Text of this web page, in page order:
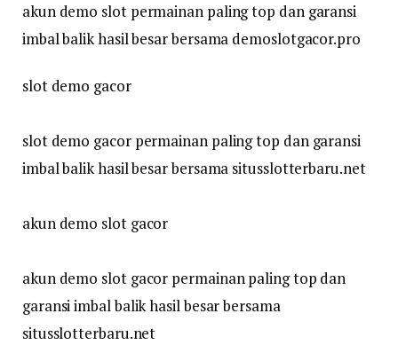
akun demo slot permainan paling top dan garansi
imbal balik hasil besar bersama demoslotgacor.pro
slot demo gacor
slot demo gacor permainan paling top dan garansi
imbal balik hasil besar bersama situsslotterbaru.net
akun demo slot gacor
akun demo slot gacor permainan paling top dan
garansi imbal balik hasil besar bersama
situsslotterbaru.net